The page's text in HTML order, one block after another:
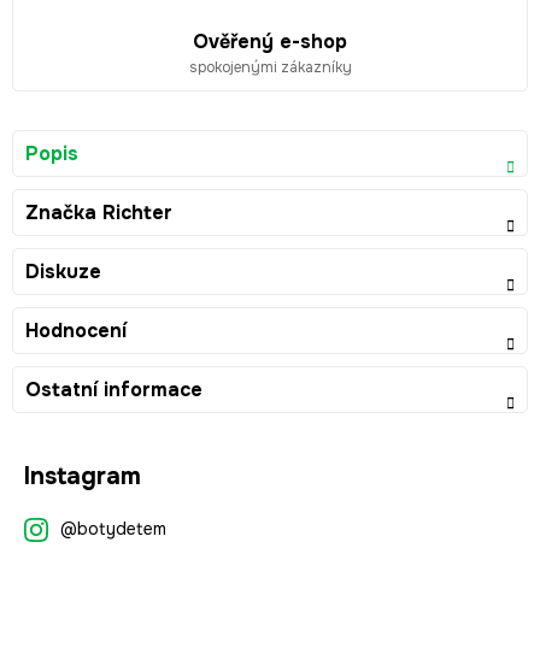
Ověřený e-shop
spokojenými zákazníky
Popis
Značka Richter
Diskuze
Hodnocení
Ostatní informace
Instagram
@botydetem